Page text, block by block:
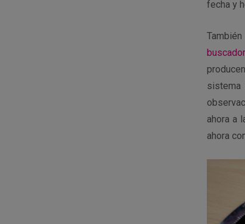
fecha y
sistema
ahora a
ahora